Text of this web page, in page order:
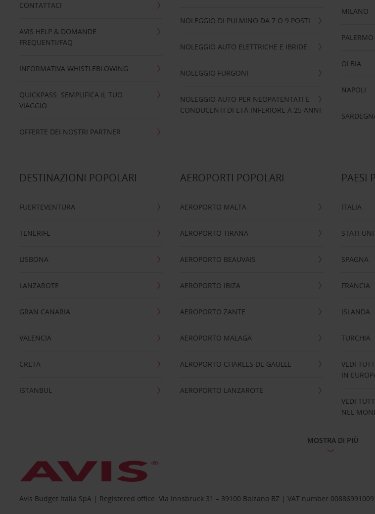
CONTATTACI
AVIS HELP & DOMANDE
FREQUENTI/FAQ
INFORMATIVA WHISTLEBLOWING
QUICKPASS: SEMPLIFICA IL TUO
VIAGGIO
OFFERTE DEI NOSTRI PARTNER
NOLEGGIO DI PULMINO DA 7 O 9 POSTI
NOLEGGIO AUTO ELETTRICHE E IBRIDE
NOLEGGIO FURGONI
NOLEGGIO AUTO PER NEOPATENTATI E
CONDUCENTI DI ETÀ INFERIORE A 25 ANNI
MILANO
PALERMO
OLBIA
NAPOLI
DESTINAZIONI POPOLARI
FUERTEVENTURA
TENERIFE
LISBONA
LANZAROTE
GRAN CANARIA
VALENCIA
CRETA
ISTANBUL
AEROPORTI POPOLARI
AEROPORTO MALTA
AEROPORTO TIRANA
AEROPORTO BEAUVAIS
AEROPORTO IBIZA
AEROPORTO ZANTE
AEROPORTO MALAGA
AEROPORTO CHARLES DE GAULLE
AEROPORTO LANZAROTE
PAESI
ITALIA
STATI
SPAGNA
FRANCIA
ISLANDA
TURCHIA
VEDI
IN
VEDI
NEL
MOSTRA DI PIÙ
Avis Budget Italia SpA | Registered office: Via Innsbruck 31 – 39100 Bolzano BZ | VAT number 00886991009